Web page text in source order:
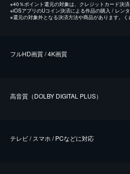
※40％ポイント還元の対象は、クレジットカード決
※iOSアプリのUコイン決済による作品の購入 / レン
※還元の対象外となる決済方法や商品があります。く
フルHD画質 / 4K画質
⾼⾳質（DOLBY DIGITAL PLUS）
テレビ / スマホ / PCなどに対応